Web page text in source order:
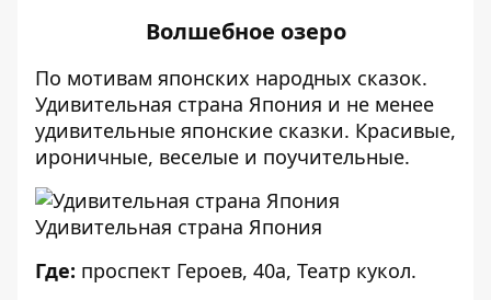
Волшебное озеро
По мотивам японских народных сказок.
Удивительная страна Япония и не менее
удивительные японские сказки. Красивые,
ироничные, веселые и поучительные.
Удивительная страна Япония
Где: проспект Героев, 40а, Театр кукол.